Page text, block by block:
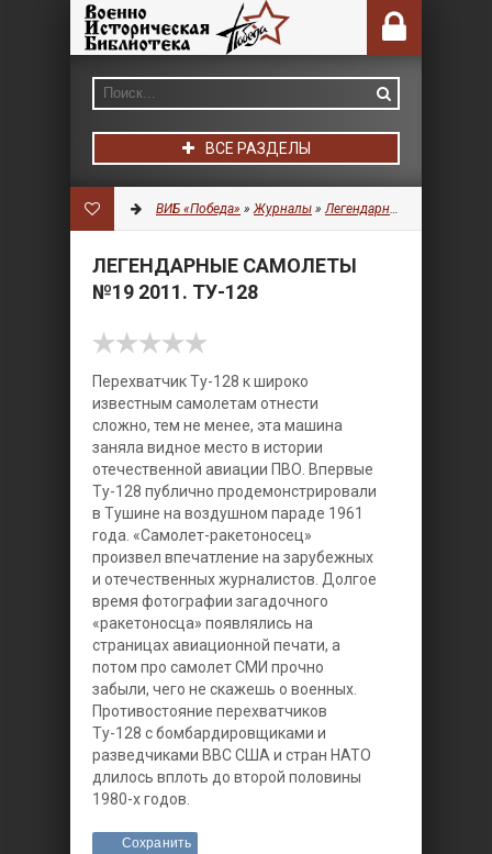
ВСЕ РАЗДЕЛЫ
ВИБ «Победа» »Журналы »Легендарные самолеты
ЛЕГЕНДАРНЫЕ САМОЛЕТЫ
№19 2011. ТУ-128
Перехватчик Ту-128 к широко
известным самолетам отнести
сложно, тем не менее, эта машина
заняла видное место в истории
отечественной авиации ПВО. Впервые
Ту-128 публично продемонстрировали
в Тушине на воздушном параде 1961
года. «Самолет-ракетоносец»
произвел впечатление на зарубежных
и отечественных журналистов. Долгое
время фотографии загадочного
«ракетоносца» появлялись на
страницах авиационной печати, а
потом про самолет СМИ прочно
забыли, чего не скажешь о военных.
Противостояние перехватчиков
Ту-128 с бомбардировщиками и
разведчиками ВВС США и стран НАТО
длилось вплоть до второй половины
1980-х годов.
Сохранить